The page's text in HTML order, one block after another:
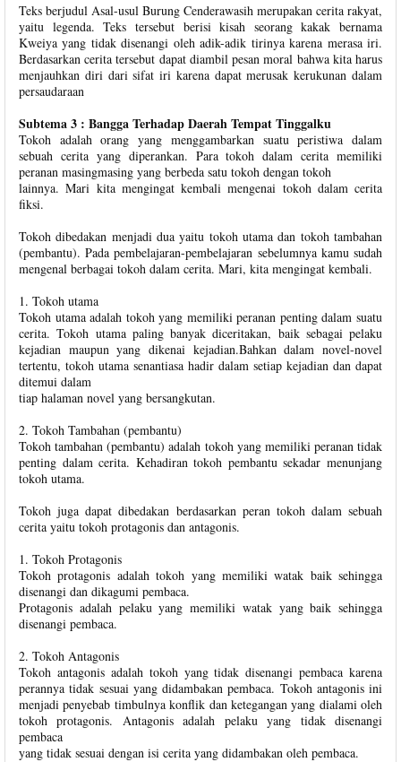
Teks berjudul Asal-usul Burung Cenderawasih merupakan cerita rakyat,
yaitu legenda. Teks tersebut berisi kisah seorang kakak bernama
Kweiya yang tidak disenangi oleh adik-adik tirinya karena merasa iri.
Berdasarkan cerita tersebut dapat diambil pesan moral bahwa kita harus
menjauhkan diri dari sifat iri karena dapat merusak kerukunan dalam
persaudaraan
Subtema 3 : Bangga Terhadap Daerah Tempat Tinggalku
Tokoh adalah orang yang menggambarkan suatu peristiwa dalam
sebuah cerita yang diperankan. Para tokoh dalam cerita memiliki
peranan masingmasing yang berbeda satu tokoh dengan tokoh
lainnya. Mari kita mengingat kembali mengenai tokoh dalam cerita
fiksi.
Tokoh dibedakan menjadi dua yaitu tokoh utama dan tokoh tambahan
(pembantu). Pada pembelajaran-pembelajaran sebelumnya kamu sudah
mengenal berbagai tokoh dalam cerita. Mari, kita mengingat kembali.
1. Tokoh utama
Tokoh utama adalah tokoh yang memiliki peranan penting dalam suatu
cerita. Tokoh utama paling banyak diceritakan, baik sebagai pelaku
kejadian maupun yang dikenai kejadian.Bahkan dalam novel-novel
tertentu, tokoh utama senantiasa hadir dalam setiap kejadian dan dapat
ditemui dalam
tiap halaman novel yang bersangkutan.
2. Tokoh Tambahan (pembantu)
Tokoh tambahan (pembantu) adalah tokoh yang memiliki peranan tidak
penting dalam cerita. Kehadiran tokoh pembantu sekadar menunjang
tokoh utama.
Tokoh juga dapat dibedakan berdasarkan peran tokoh dalam sebuah
cerita yaitu tokoh protagonis dan antagonis.
1. Tokoh Protagonis
Tokoh protagonis adalah tokoh yang memiliki watak baik sehingga
disenangi dan dikagumi pembaca.
Protagonis adalah pelaku yang memiliki watak yang baik sehingga
disenangi pembaca.
2. Tokoh Antagonis
Tokoh antagonis adalah tokoh yang tidak disenangi pembaca karena
perannya tidak sesuai yang didambakan pembaca. Tokoh antagonis ini
menjadi penyebab timbulnya konflik dan ketegangan yang dialami oleh
tokoh protagonis. Antagonis adalah pelaku yang tidak disenangi
pembaca
yang tidak sesuai dengan isi cerita yang didambakan oleh pembaca.